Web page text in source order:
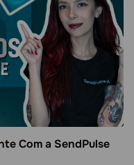
Com a SendPulse